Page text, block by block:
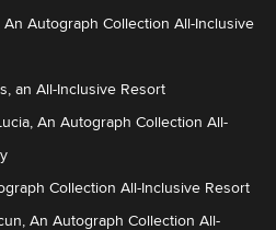
An Autograph Collection All-Inclusive
an All-Inclusive Resort
An Autograph Collection All-
Collection All-Inclusive Resort
An Autograph Collection All-